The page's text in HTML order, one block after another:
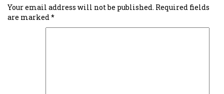
Your email address will not be published. Required fields
are marked*